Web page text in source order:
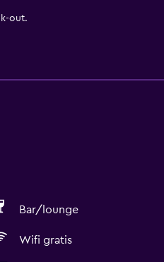
out.
Bar/lounge
Wifi gratis